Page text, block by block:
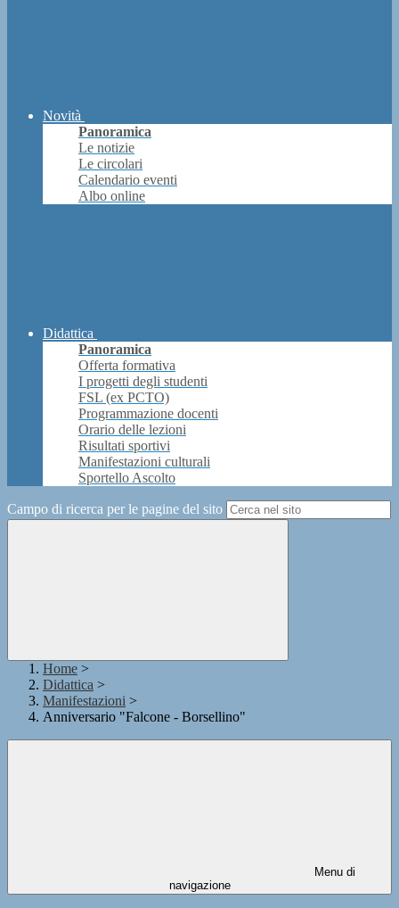
Novità
Panoramica
Le notizie
Le circolari
Calendario eventi
Albo online
Didattica
Panoramica
Offerta formativa
I progetti degli studenti
FSL (ex PCTO)
Programmazione docenti
Orario delle lezioni
Risultati sportivi
Manifestazioni culturali
Sportello Ascolto
Campo di ricerca per le pagine del sito
Home >
Didattica >
Manifestazioni >
Anniversario "Falcone - Borsellino"
Menu di
navigazione